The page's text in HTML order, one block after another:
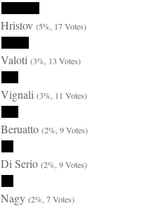
Hristov (5%, 17 Votes)
Valoti (3%, 13 Votes)
Vignali (3%, 11 Votes)
Beruatto (2%, 9 Votes)
Di Serio (2%, 9 Votes)
Nagy (2%, 7 Votes)